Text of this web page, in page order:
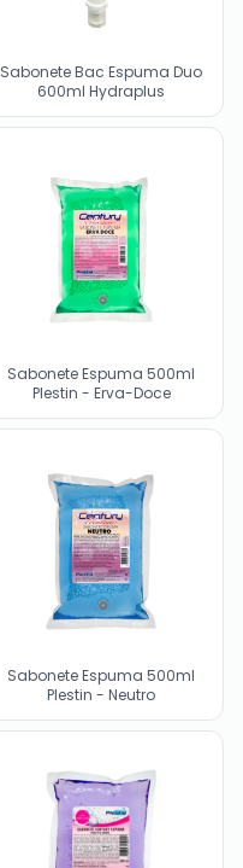
Sabonete Bac Espuma Duo
600ml Hydraplus
Sabonete Espuma 500ml
Plestin - Erva-Doce
Sabonete Espuma 500ml
Plestin - Neutro